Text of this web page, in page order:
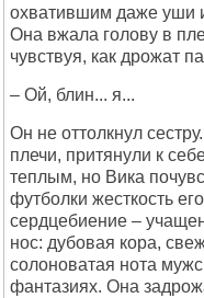
охватившим даже уши
Она вжала голову в
чувствуя, как дрожат
– Ой, блин... я...
Он не оттолкнул
плечи, притянули к
теплым, но Вика
футболки жесткость
сердцебиение –
нос: дубовая кора,
солоноватая нота
фантазиях. Она